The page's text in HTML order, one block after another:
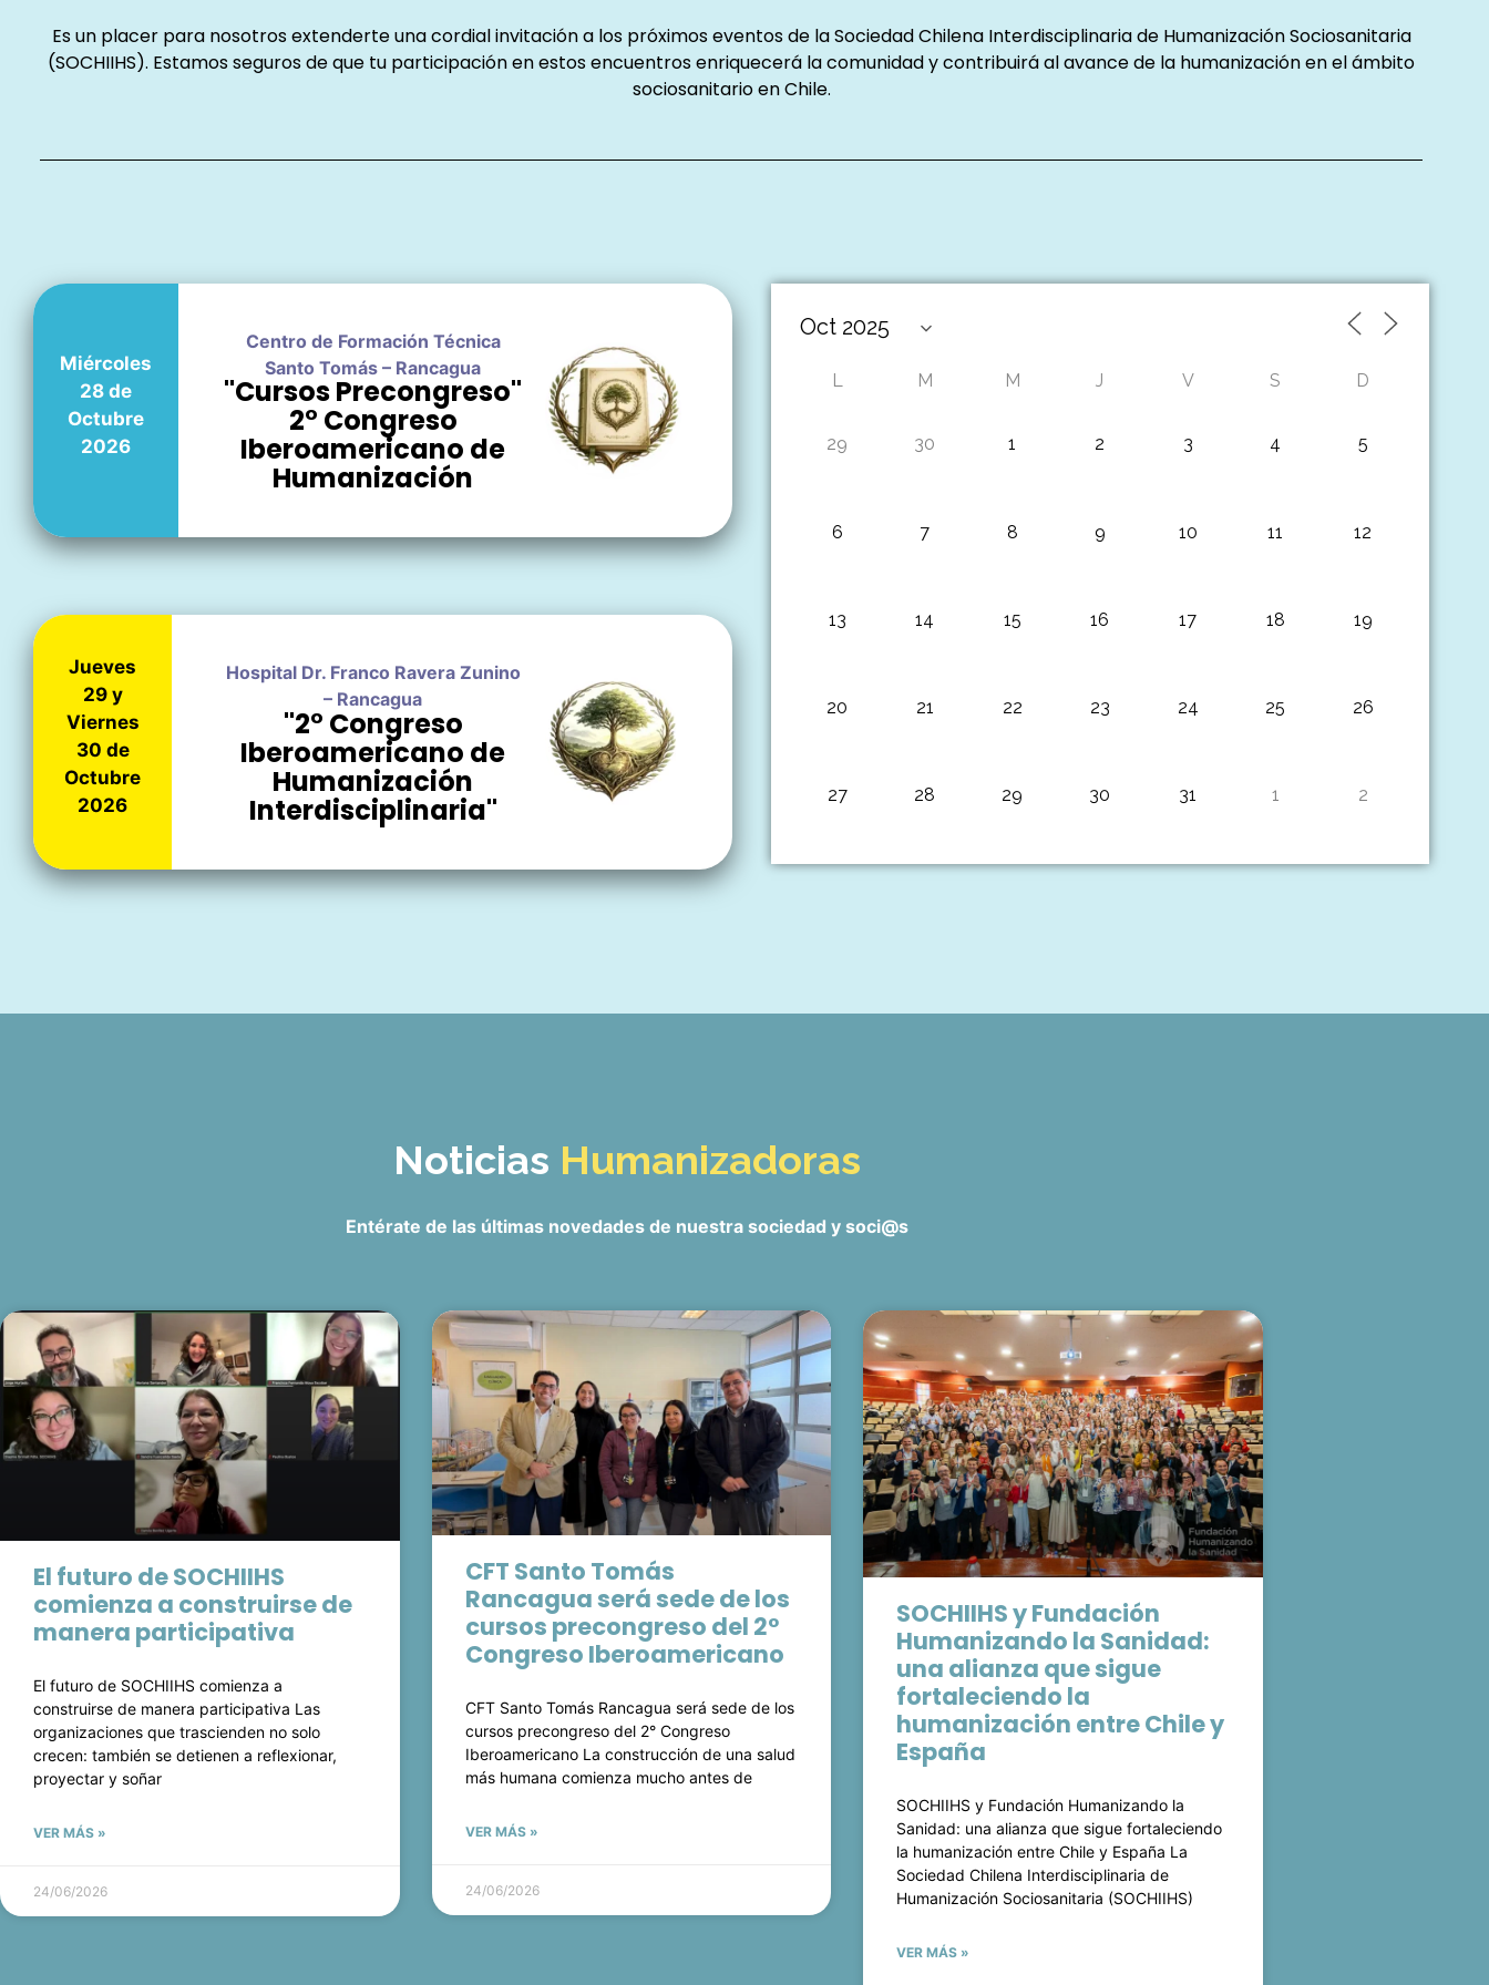
Es un placer para nosotros extenderte una cordial invitación a los próximos eventos de la Sociedad Chilena Interdisciplinaria de Humanización Sociosanitaria
(SOCHIIHS). Estamos seguros de que tu participación en estos encuentros enriquecerá la comunidad y contribuirá al avance de la humanización en el ámbito
sociosanitario en Chile.
Miércoles
28 de
Octubre
2026
Centro de Formación Técnica
Santo Tomás – Rancagua
"Cursos Precongreso"
2° Congreso
Iberoamericano de
Humanización
Jueves
29 y
Viernes
30 de
Octubre
2026
Hospital Dr. Franco Ravera Zunino
– Rancagua
"2° Congreso
Iberoamericano de
Humanización
Interdisciplinaria"
L M M J V S D
29 30 1 2 3 4 5
6 7 8 9 10 11 12
13 14 15 16 17 18 19
20 21 22 23 24 25 26
27 28 29 30 31 1 2
Noticias Humanizadoras
Entérate de las últimas novedades de nuestra sociedad y soci@s
El futuro de SOCHIIHS
comienza a construirse de
manera participativa
El futuro de SOCHIIHS comienza a
construirse de manera participativa Las
organizaciones que trascienden no solo
crecen: también se detienen a reflexionar,
proyectar y soñar
VER MÁS »
24/06/2026
CFT Santo Tomás
Rancagua será sede de los
cursos precongreso del 2°
Congreso Iberoamericano
CFT Santo Tomás Rancagua será sede de los
cursos precongreso del 2° Congreso
Iberoamericano La construcción de una salud
más humana comienza mucho antes de
VER MÁS »
24/06/2026
SOCHIIHS y Fundación
Humanizando la Sanidad:
una alianza que sigue
fortaleciendo la
humanización entre Chile y
España
SOCHIIHS y Fundación Humanizando la
Sanidad: una alianza que sigue fortaleciendo
la humanización entre Chile y España La
Sociedad Chilena Interdisciplinaria de
Humanización Sociosanitaria (SOCHIIHS)
VER MÁS »